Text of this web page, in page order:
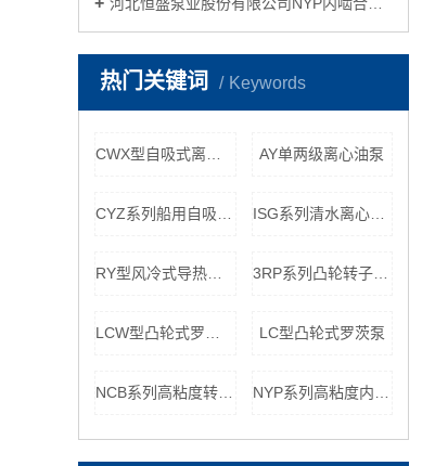
热门关键词 Keywords
AY单两级离心油泵
ISG系列清水离心泵管道增压泵
3RP系列凸轮转子泵食品行业用泵
LC型凸轮式罗茨泵